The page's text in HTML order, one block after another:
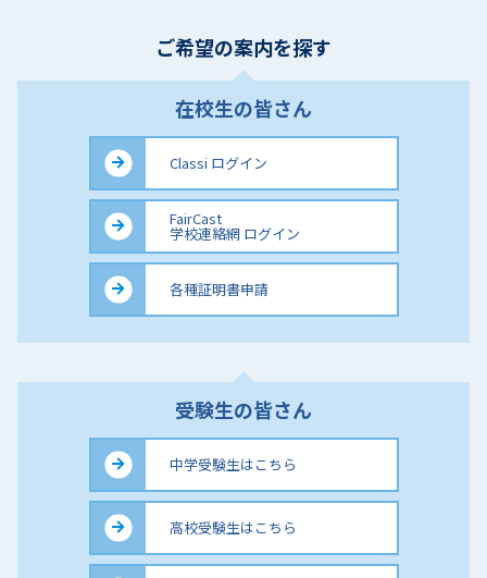
ご希望の案内を探す
在校生の皆さん
Classi ログイン
FairCast
学校連絡網 ログイン
各種証明書申請
受験生の皆さん
中学受験生はこちら
高校受験生はこちら